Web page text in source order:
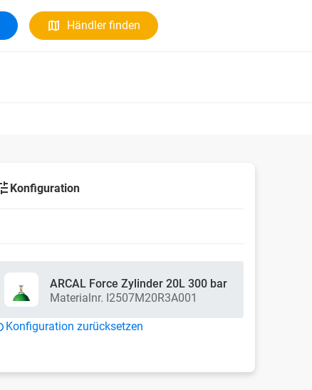
Händler finden
Konfiguration
ARCAL Force Zylinder 20L 300 bar
Materialnr. I2507M20R3A001
Konfiguration zurücksetzen